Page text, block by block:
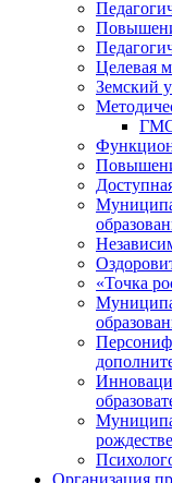
Целевая
Земский
«Точка